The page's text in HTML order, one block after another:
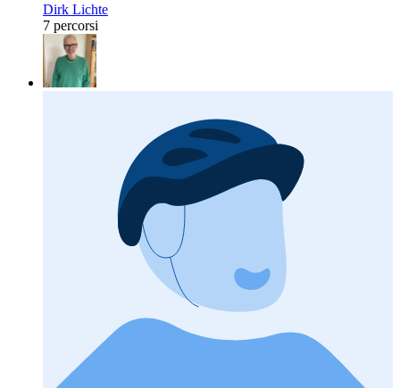
Dirk Lichte
7 percorsi